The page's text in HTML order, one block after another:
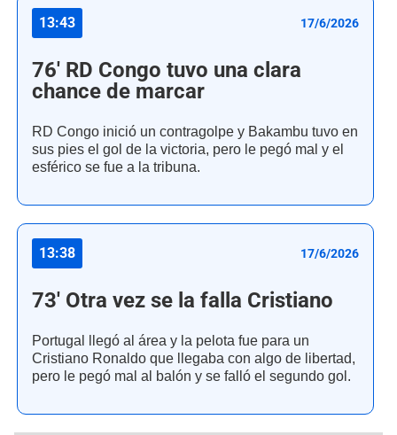
13:43 17/6/2026
76' RD Congo tuvo una clara
chance de marcar
RD Congo inició un contragolpe y Bakambu tuvo en
sus pies el gol de la victoria, pero le pegó mal y el
esférico se fue a la tribuna.
13:38 17/6/2026
73' Otra vez se la falla Cristiano
Portugal llegó al área y la pelota fue para un
Cristiano Ronaldo que llegaba con algo de libertad,
pero le pegó mal al balón y se falló el segundo gol.